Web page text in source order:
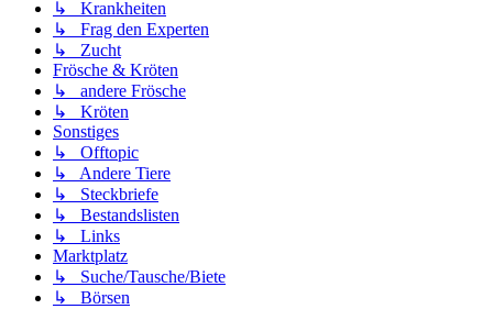
↳ Krankheiten
↳ Frag den Experten
↳ Zucht
Frösche & Kröten
↳ andere Frösche
↳ Kröten
Sonstiges
↳ Offtopic
↳ Andere Tiere
↳ Steckbriefe
↳ Bestandslisten
↳ Links
Marktplatz
↳ Suche/Tausche/Biete
↳ Börsen